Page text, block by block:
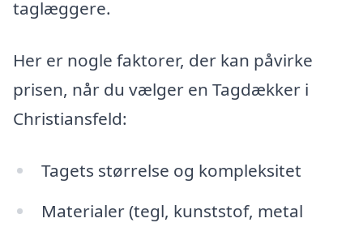
taglæggere.
Her er nogle faktorer, der kan påvirke
prisen, når du vælger en Tagdækker i
Christiansfeld:
Tagets størrelse og kompleksitet
Materialer (tegl, kunststof, metal